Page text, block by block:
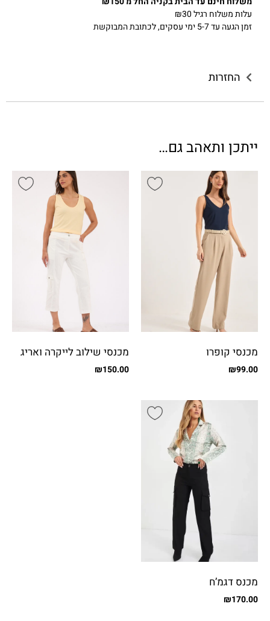
עלות משלוח רגיל ₪30
זמן הגעה עד 5-7 ימי עסקים, לכתובת המבוקשת
החזרות
ייתכן ותאהב גם…
מכנסי קופרו
₪99.00
מכנסי שילוב לייקרה ואריג
עם כיסים
₪150.00
מכנס דגמ’ח
₪170.00